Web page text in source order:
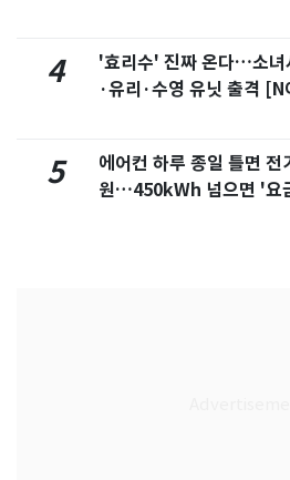
4
'효리수' 진짜 온다…소녀
·유리·수영 유닛 출격 [N
5
에어컨 하루 종일 틀면 전
원…450kWh 넘으면 '요